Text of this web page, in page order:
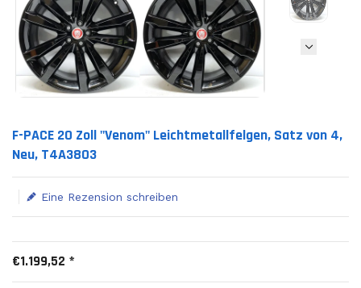
F-PACE 20 Zoll "Venom" Leichtmetallfelgen, Satz von 4,
Neu, T4A3803
Eine Rezension schreiben
Translation missing: de.products.product.loader_label
€1.199,52 *